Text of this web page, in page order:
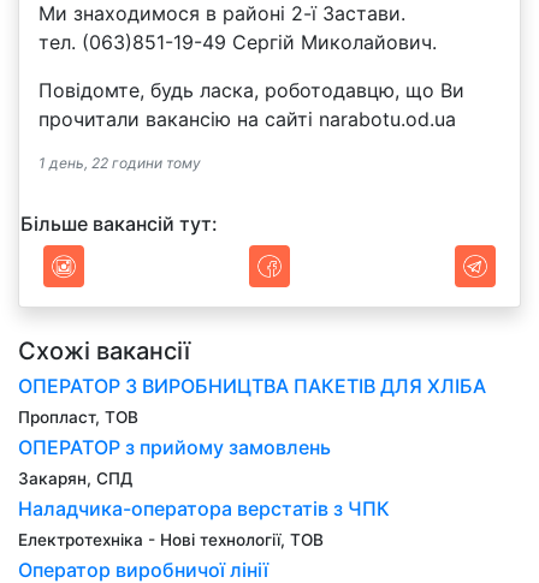
Ми знаходимося в районі 2-ї Застави.
тел. (063)851-19-49 Сергій Миколайович.
Повідомте, будь ласка, роботодавцю, що Ви
прочитали вакансію на сайті narabotu.od.ua
1 день, 22 години тому
Більше вакансій тут:
Схожі вакансії
ОПЕРАТОР З ВИРОБНИЦТВА ПАКЕТІВ ДЛЯ ХЛІБА
Пропласт, ТОВ
ОПЕРАТОР з прийому замовлень
Закарян, СПД
Наладчика-оператора верстатів з ЧПК
Електротехніка - Нові технології, ТОВ
Оператор виробничої лінії